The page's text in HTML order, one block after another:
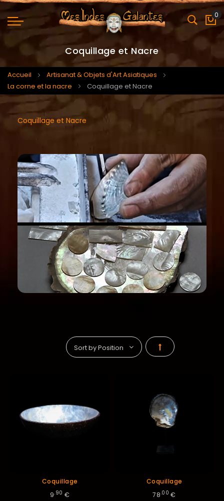
0
Coquillage et Nacre
Accueil
Artisanat & Objets d'Art Asiatiques
La corne et la nacre
Coquillage et Nacre
Coquillage et Nacre
Par
Coquillage
9.90 €
Coquillage
78.00 €